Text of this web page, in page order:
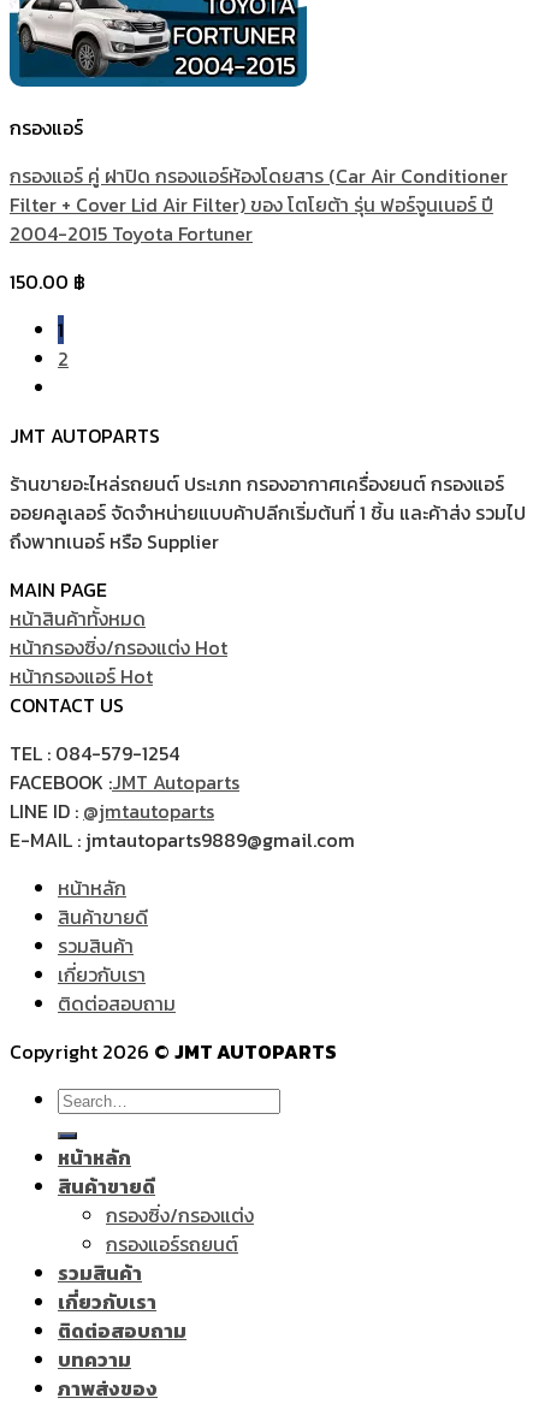
กรองแอร์
กรองแอร์ คู่ ฝาปิด กรองแอร์ห้องโดยสาร (Car Air Conditioner
Filter + Cover Lid Air Filter) ของ โตโยต้า รุ่น ฟอร์จูนเนอร์ ปี
2004-2015 Toyota Fortuner
150.00 ฿
1
2
JMT AUTOPARTS
ร้านขายอะไหล่รถยนต์ ประเภท กรองอากาศเครื่องยนต์ กรองแอร์
ออยคลูเลอร์ จัดจำหน่ายแบบค้าปลีกเริ่มต้นที่ 1 ชิ้น และค้าส่ง รวมไป
ถึงพาทเนอร์ หรือ Supplier
MAIN PAGE
หน้าสินค้าทั้งหมด
หน้ากรองซิ่ง/กรองแต่ง
หน้ากรองแอร์
CONTACT US
TEL : 084-579-1254
FACEBOOK :JMT Autoparts
LINE ID : @jmtautoparts
E-MAIL : jmtautoparts9889@gmail.com
หน้าหลัก
สินค้าขายดี
รวมสินค้า
เกี่ยวกับเรา
ติดต่อสอบถาม
Copyright 2026 © JMT AUTOPARTS
Search
for:
หน้าหลัก
สินค้าขายดี
กรองซิ่ง/กรองแต่ง
กรองแอร์รถยนต์
รวมสินค้า
เกี่ยวกับเรา
ติดต่อสอบถาม
บทความ
ภาพส่งของ